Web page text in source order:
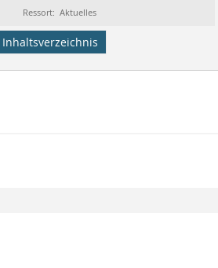
Ressort: Aktuelles
Inhaltsverzeichnis